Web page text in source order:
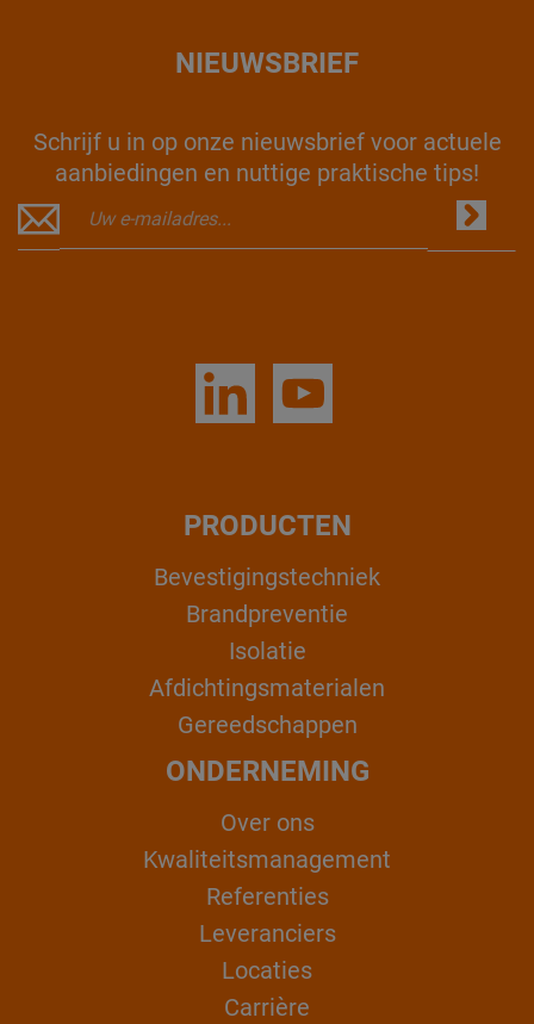
NIEUWSBRIEF
Schrijf u in op onze nieuwsbrief voor actuele
aanbiedingen en nuttige praktische tips!
PRODUCTEN
Bevestigingstechniek
Brandpreventie
Isolatie
Afdichtingsmaterialen
Gereedschappen
ONDERNEMING
Over ons
Kwaliteitsmanagement
Referenties
Leveranciers
Locaties
Carrière